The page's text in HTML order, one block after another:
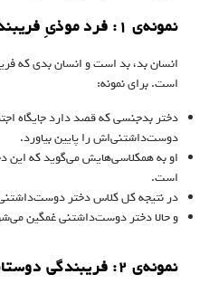
نمونه‌ی ۱: فرد موذیِ فریبنده
انسان بد، بد است و انسان‌ بدی که
است. برای نمونه:
دختر بدجنسی که قصد دارد جایگاه
دوست‌داشتنی‌اش را پایین بیاورد.
او به همکلاسی‌هایش می‌گوید که این
است.
در نتیجه‌ کل کلاس دختر
و حالا دختر دوست‌داشتنی غمگین
نمونه‌ی ۲: فریبندگی دوستانه